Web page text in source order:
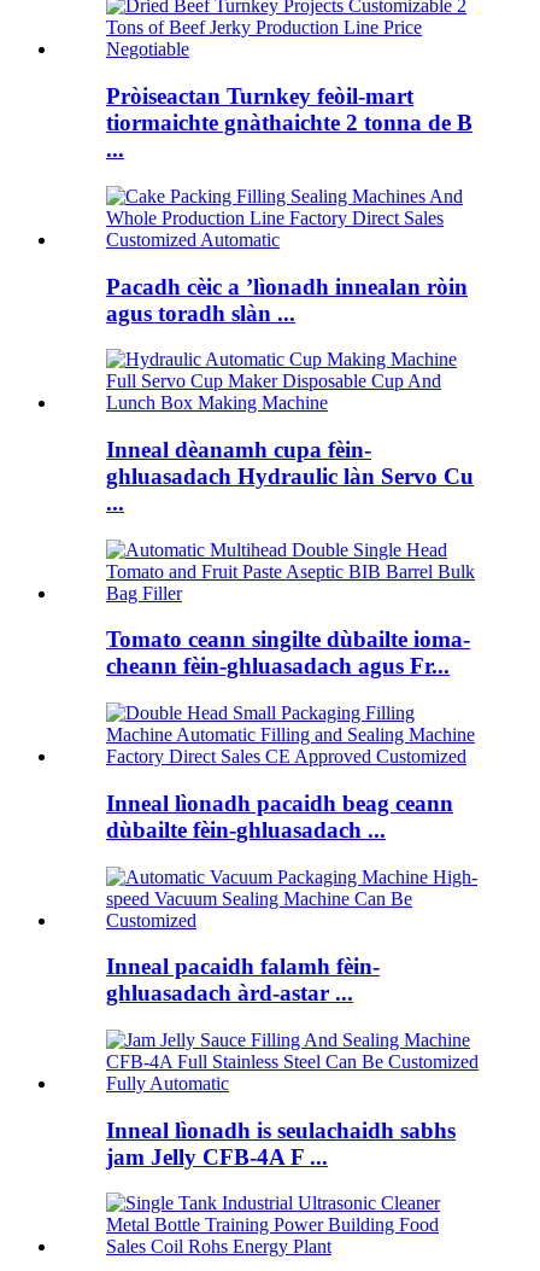
Pròiseactan Turnkey feòil-mart
tiormaichte gnàthaichte 2 tonna de B
...
Pacadh cèic a ’lìonadh innealan ròin
agus toradh slàn ...
Inneal dèanamh cupa fèin-
ghluasadach Hydraulic làn Servo Cu
...
Tomato ceann singilte dùbailte ioma-
cheann fèin-ghluasadach agus Fr...
Inneal lìonadh pacaidh beag ceann
dùbailte fèin-ghluasadach ...
Inneal pacaidh falamh fèin-
ghluasadach àrd-astar ...
Inneal lìonadh is seulachaidh sabhs
jam Jelly CFB-4A F ...